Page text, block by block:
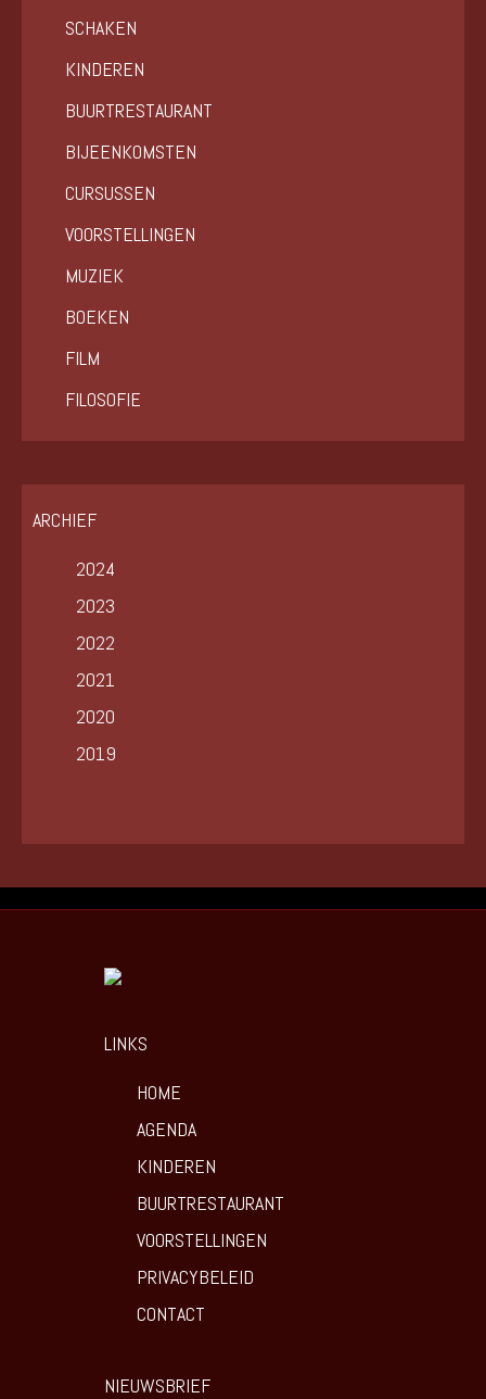
SCHAKEN
KINDEREN
BUURTRESTAURANT
BIJEENKOMSTEN
CURSUSSEN
VOORSTELLINGEN
MUZIEK
BOEKEN
FILM
FILOSOFIE
ARCHIEF
2024
2023
2022
2021
2020
2019
LINKS
HOME
AGENDA
KINDEREN
BUURTRESTAURANT
VOORSTELLINGEN
PRIVACYBELEID
CONTACT
NIEUWSBRIEF